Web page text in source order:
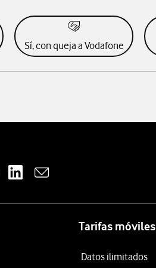
Sí, con queja a Vodafone
de Vodafone
Tarifas móviles
Datos ilimitados